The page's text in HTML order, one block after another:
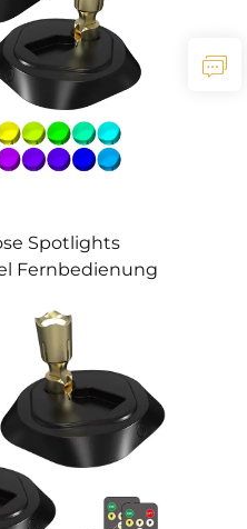
Spotlights
Fernbedienung
Spot Light
Drahtlose LED
mit Batterie